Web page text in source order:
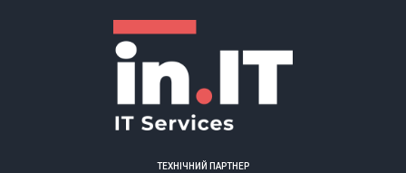
ТЕХНІЧНИЙ ПАРТНЕР